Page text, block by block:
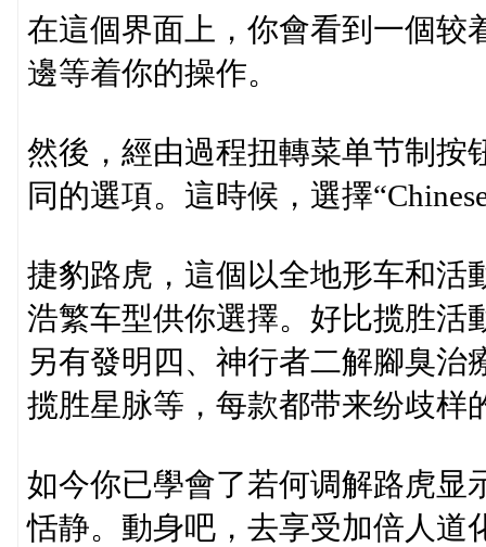
在這個界面上，你會看到一個较
邊等着你的操作。
然後，經由過程扭轉菜单节制按
同的選項。這時候，選擇
捷豹路虎，這個以全地形车和活
浩繁车型供你選擇。好比揽胜活
另有發明四、神行者二解腳臭治
揽胜星脉等，每款都带来纷歧样
如今你已學會了若何调解路虎显
恬静。動身吧，去享受加倍人道